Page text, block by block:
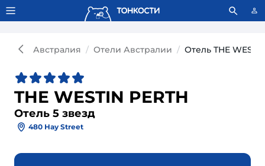
Тонкости используют сookie-файлы. Что это значит?
Австралия Отели Австралии Отель THE
THE WESTIN PERTH
Отель 5 звезд
480 Hay Street